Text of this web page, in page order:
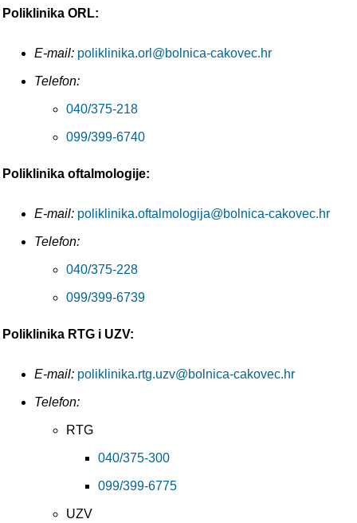
Poliklinika ORL:
E-mail: poliklinika.orl@bolnica-cakovec.hr
Telefon:
040/375-218
099/399-6740
Poliklinika oftalmologije:
E-mail: poliklinika.oftalmologija@bolnica-cakovec.hr
Telefon:
040/375-228
099/399-6739
Poliklinika RTG i UZV:
E-mail: poliklinika.rtg.uzv@bolnica-cakovec.hr
Telefon:
RTG
040/375-300
099/399-6775
UZV